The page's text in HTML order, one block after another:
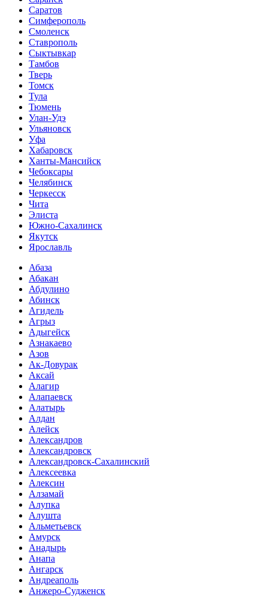
Саратов
Симферополь
Смоленск
Ставрополь
Сыктывкар
Тамбов
Тверь
Томск
Тула
Тюмень
Улан-Удэ
Ульяновск
Уфа
Хабаровск
Ханты-Мансийск
Чебоксары
Челябинск
Черкесск
Чита
Элиста
Южно-Сахалинск
Якутск
Ярославль
Абаза
Абакан
Абдулино
Абинск
Агидель
Агрыз
Адыгейск
Азнакаево
Азов
Ак-Довурак
Аксай
Алагир
Алапаевск
Алатырь
Алдан
Алейск
Александров
Александровск
Александровск-Сахалинский
Алексеевка
Алексин
Алзамай
Алупка
Алушта
Альметьевск
Амурск
Анадырь
Анапа
Ангарск
Андреаполь
Анжеро-Судженск